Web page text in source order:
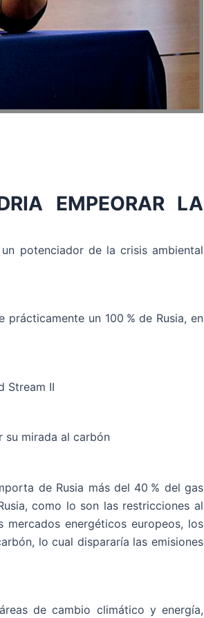
EMPEORAR LA
potenciador de la crisis ambiental
un 100 % de Rusia, en
Stream II
su mirada al carbón
de Rusia más del 40 % del gas
como lo son las restricciones al
energéticos europeos, los
lo cual dispararía las emisiones
de cambio climático y energía,